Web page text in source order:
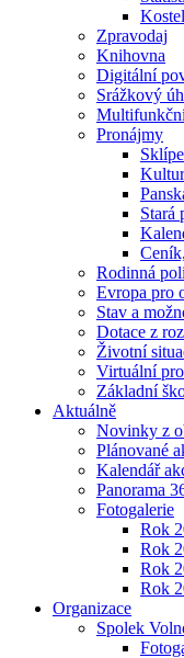
Zpravodaj
Knihovna
Digitální
Srážkový
Pronájmy
Stará
Rodinná
Evropa pro
Stav a
Dotace z
Životní
Virtuální
Základní
Aktuálně
Novinky z
Plánované
Kalendář
Panorama
Fotogalerie
Rok
Rok
Rok
Rok
Organizace
Spolek